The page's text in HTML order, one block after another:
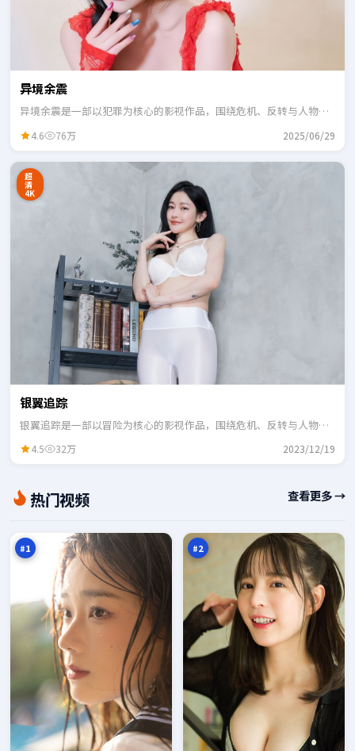
异境余震
异境余震是一部以犯罪为核心的影视作品，围绕危机、反转与人物成
4.6 76万 2025/06/29
超
清
4K
银翼追踪
银翼追踪是一部以冒险为核心的影视作品，围绕危机、反转与人物成
4.5 32万 2023/12/19
热门视频 查看更多 →
#1
血
猎 97
#2
雪
游